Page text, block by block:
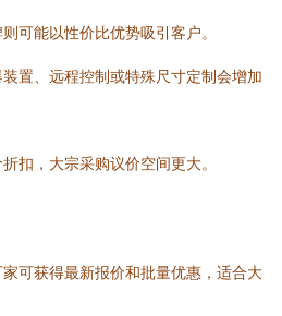
可能以性价比优势吸引客户。
置、远程控制或特殊尺寸定制会增加
扣，大宗采购议价空间更大。
可获得最新报价和批量优惠，适合大